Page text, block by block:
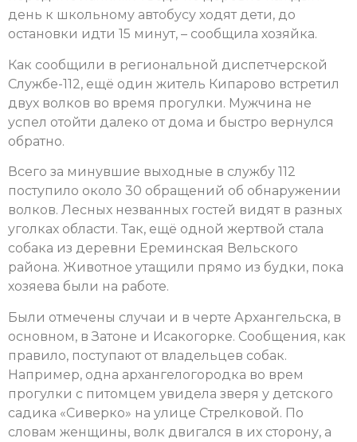
день к школьному автобусу ходят дети, до
остановки идти 15 минут, – сообщила хозяйка.
Как сообщили в региональной диспетчерской
Службе-112, ещё один житель Кипарово встретил
двух волков во время прогулки. Мужчина не
успел отойти далеко от дома и быстро вернулся
обратно.
Всего за минувшие выходные в службу 112
поступило около 30 обращений об обнаружении
волков. Лесных незванных гостей видят в разных
уголках области. Так, ещё одной жертвой стала
собака из деревни Ереминская Вельского
района. Животное утащили прямо из будки, пока
хозяева были на работе.
Были отмечены случаи и в черте Архангельска, в
основном, в Затоне и Исакогорке. Сообщения, как
правило, поступают от владельцев собак.
Например, одна архангелогородка во врем
прогулки с питомцем увидела зверя у детского
садика «Сиверко» на улице Стрелковой. По
словам женщины, волк двигался в их сторону, а